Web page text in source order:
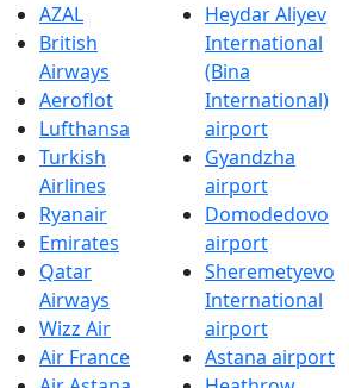
AZAL
British
Airways
Aeroflot
Lufthansa
Turkish
Airlines
Ryanair
Emirates
Qatar
Airways
Wizz Air
Air France
Heydar Aliyev
International
(Bina
International)
airport
Gyandzha
airport
Domodedovo
airport
Sheremetyevo
International
airport
Astana airport